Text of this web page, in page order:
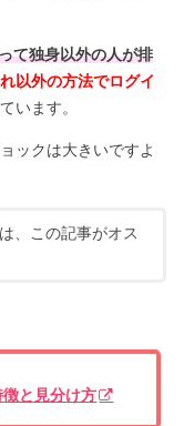
て独身以外の人が排
以外の方法でログイ
います。
ックは大きいですよ
、この記事がオス
徴と見分け方